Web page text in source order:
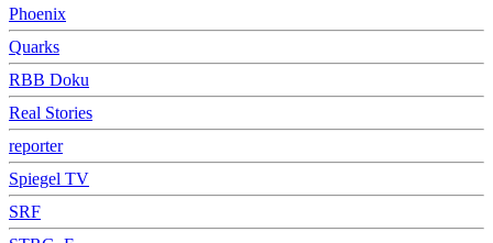
Phoenix
Quarks
RBB Doku
Real Stories
reporter
Spiegel TV
SRF